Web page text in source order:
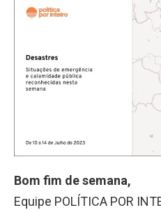
Bom fim de semana,
Equipe POLÍTICA POR